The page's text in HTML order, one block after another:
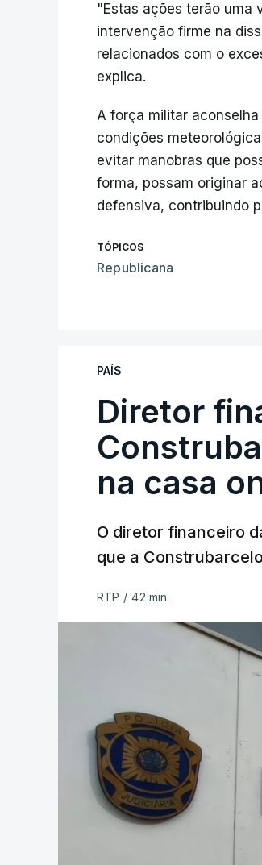
"Estas ações terão uma
intervenção firme na
relacionados com o
explica.
A força militar
condições
evitar manobras que
forma, possam originar
defensiva, contribuindo
TÓPICOS
Republicana
PAÍS
Diretor
na casa
O diretor financeiro
que a
RTP / 42 min.